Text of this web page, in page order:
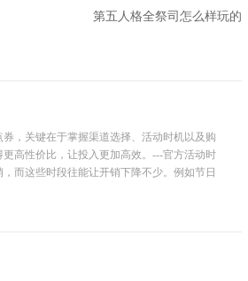
第五人格全祭司怎么样玩的
，关键在于掌握渠道选择、活动时机以及购
高性价比，让投入更加高效。---官方活动时
而这些时段往能让开销下降不少。例如节日